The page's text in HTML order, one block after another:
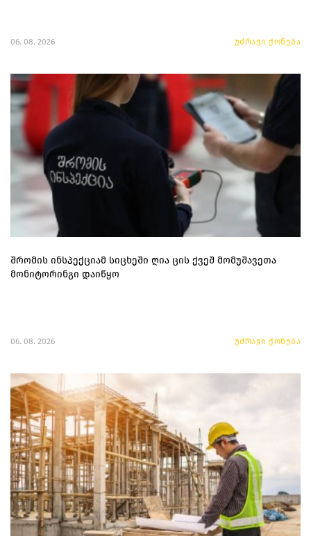
06. 08. 2026 უძრავი ქონება
შრომის ინსპექციამ სიცხეში ღია ცის ქვეშ მომუშავეთა
მონიტორინგი დაიწყო
06. 08. 2026 უძრავი ქონება